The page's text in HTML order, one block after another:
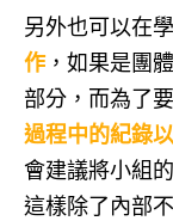
另外也可以在
作，如果是團
部分，而為了
過程中的紀錄
會建議將小組
這樣除了內部